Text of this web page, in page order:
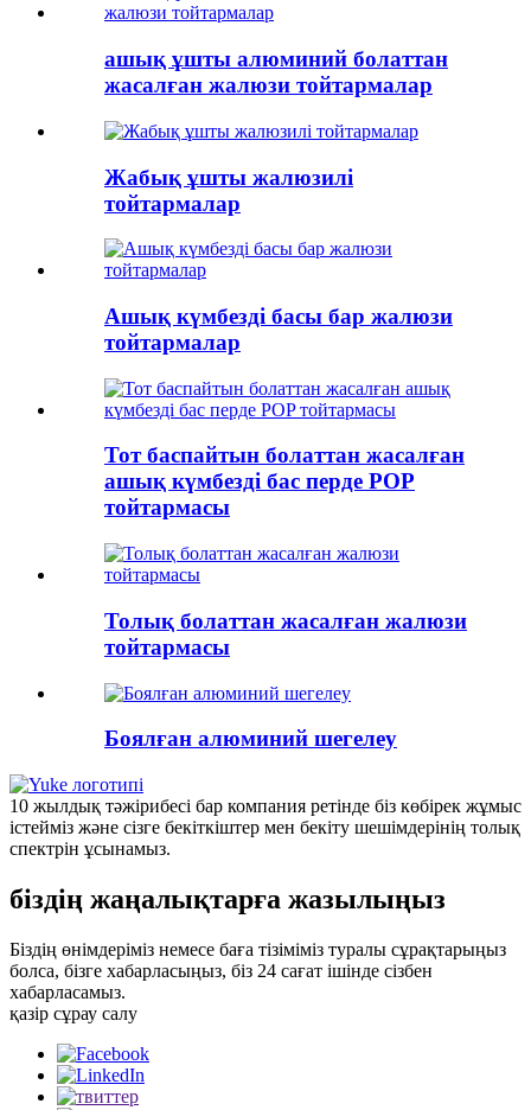
ашық ұшты алюминий болаттан
жасалған жалюзи тойтармалар
Жабық ұшты жалюзилі
тойтармалар
Ашық күмбезді басы бар жалюзи
тойтармалар
Тот баспайтын болаттан жасалған
ашық күмбезді бас перде POP
тойтармасы
Толық болаттан жасалған жалюзи
тойтармасы
Боялған алюминий шегелеу
10 жылдық тәжірибесі бар компания ретінде біз көбірек жұмыс
істейміз және сізге бекіткіштер мен бекіту шешімдерінің толық
спектрін ұсынамыз.
біздің жаңалықтарға жазылыңыз
Біздің өнімдеріміз немесе баға тізіміміз туралы сұрақтарыңыз
болса, бізге хабарласыңыз, біз 24 сағат ішінде сізбен
хабарласамыз.
қазір сұрау салу